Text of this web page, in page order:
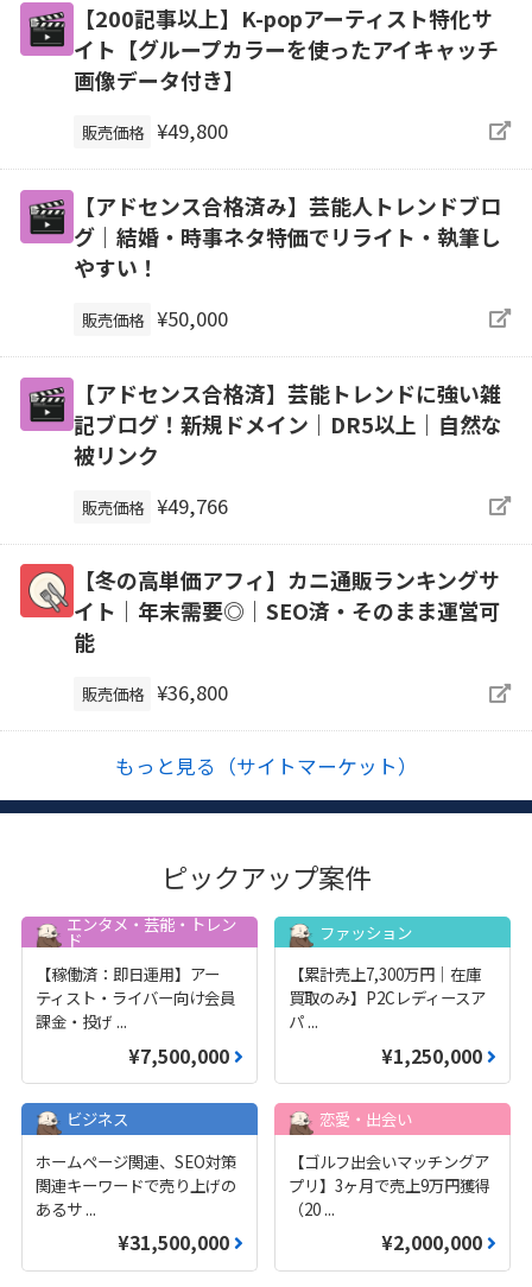
【200記事以上】K-popアーティスト特化サ
イト【グループカラーを使ったアイキャッチ
画像データ付き】
販売価格 ¥49,800
【アドセンス合格済み】芸能人トレンドブロ
グ｜結婚・時事ネタ特価でリライト・執筆し
やすい！
販売価格 ¥50,000
【アドセンス合格済】芸能トレンドに強い雑
記ブログ！新規ドメイン｜DR5以上｜自然な
被リンク
販売価格 ¥49,766
【冬の高単価アフィ】カニ通販ランキングサ
イト｜年末需要◎｜SEO済・そのまま運営可
能
販売価格 ¥36,800
もっと見る（サイトマーケット）
ピックアップ案件
エンタメ・芸能・トレン
ド
【稼働済：即日運用】アー
ティスト・ライバー向け会員
課金・投げ ...
¥7,500,000
ファッション
【累計売上7,300万円｜在庫
買取のみ】P2Cレディースア
パ ...
¥1,250,000
ビジネス
ホームページ関連、SEO対策
関連キーワードで売り上げの
あるサ ...
¥31,500,000
恋愛・出会い
【ゴルフ出会いマッチングア
プリ】3ヶ月で売上9万円獲得
（20 ...
¥2,000,000